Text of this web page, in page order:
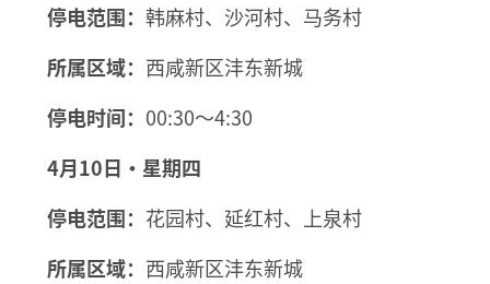
停电范围： 韩麻村、沙河村、马务村
所属区域： 西咸新区沣东新城
停电时间： 00:30～4:30
4月10日·星期四
停电范围： 花园村、延红村、上泉村
所属区域： 西咸新区沣东新城